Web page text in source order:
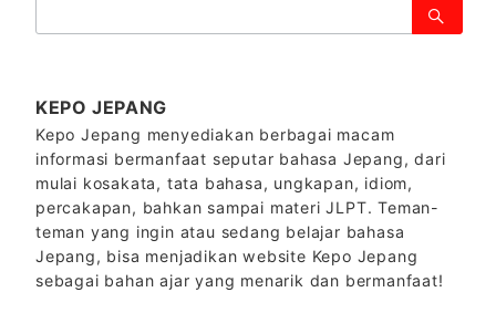
索：
KEPO JEPANG
Kepo Jepang menyediakan berbagai macam
informasi bermanfaat seputar bahasa Jepang, dari
mulai kosakata, tata bahasa, ungkapan, idiom,
percakapan, bahkan sampai materi JLPT. Teman-
teman yang ingin atau sedang belajar bahasa
Jepang, bisa menjadikan website Kepo Jepang
sebagai bahan ajar yang menarik dan bermanfaat!